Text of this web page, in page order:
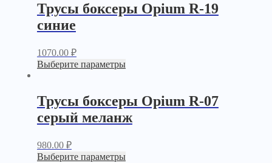
Трусы боксеры Opium R-19
синие
1070.00 ₽
Выберите параметры
Трусы боксеры Opium R-07
серый меланж
980.00 ₽
Выберите параметры